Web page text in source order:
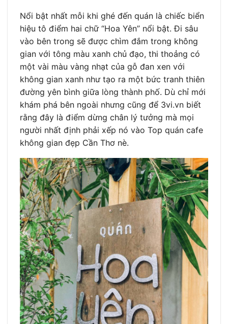
Nổi bật nhất mỗi khi ghé đến quán là chiếc biển
hiệu tô điểm hai chữ “Hoa Yên” nổi bật. Đi sâu
vào bên trong sẽ được chìm đắm trong không
gian với tông màu xanh chủ đạo, thi thoảng có
một vài màu vàng nhạt của gỗ đan xen với
không gian xanh như tạo ra một bức tranh thiên
đường yên bình giữa lòng thành phố. Dù chỉ mới
khám phá bên ngoài nhưng cũng để 3vi.vn biết
rằng đây là điểm dừng chân lý tưởng mà mọi
người nhất định phải xếp nó vào Top quán cafe
không gian đẹp Cần Thơ nè.